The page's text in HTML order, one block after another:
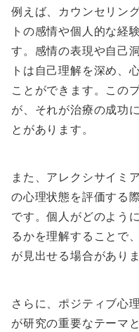
例えば、カウンセリン
トの感情や個人的な経
す。感情の表現や自己
トは自己理解を深め、
ことができます。この
が、それが治療の成功
とがあります。
また、アレクシサイミ
の心理状態を評価する
です。個人がどのよう
るかを理解することで
が見出せる場合がありま
さらに、ポジティブ心
が研究の重要なテーマ